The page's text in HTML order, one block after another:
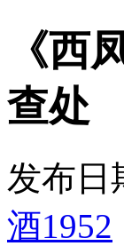
《西
查处
发布日
酒1952